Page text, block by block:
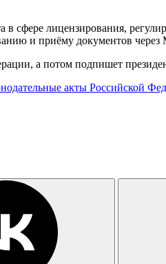
в сфере лицензирования,
и приёму документов
а потом подпишет
акты Российской